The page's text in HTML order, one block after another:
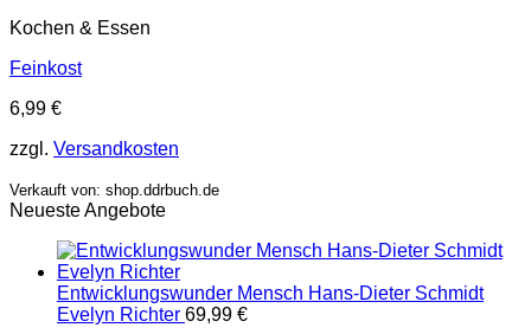
Kochen & Essen
Feinkost
6,99 €
zzgl. Versandkosten
Verkauft von: shop.ddrbuch.de
Neueste Angebote
Entwicklungswunder Mensch Hans-Dieter Schmidt
Evelyn Richter 69,99 €